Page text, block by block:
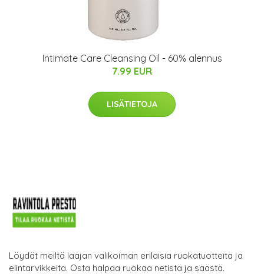
Intimate Care Cleansing Oil - 60% alennus
7.99 EUR
LISÄTIETOJA
Löydät meiltä laajan valikoiman erilaisia ruokatuotteita ja
elintarvikkeita. Osta halpaa ruokaa netistä ja säästä.